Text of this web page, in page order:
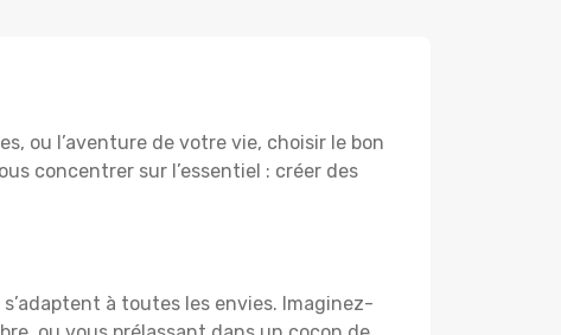
ou l’aventure de votre vie, choisir le bon
concentrer sur l’essentiel : créer des
à toutes les envies. Imaginez-